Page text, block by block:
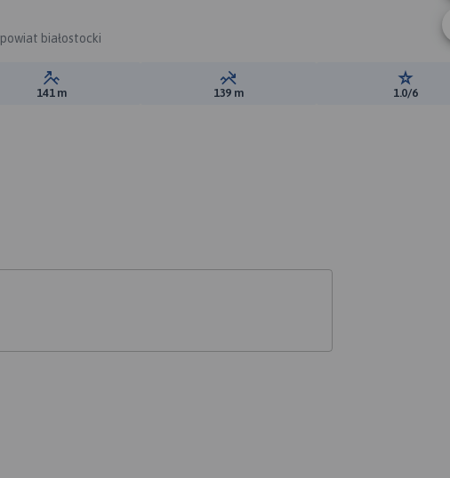
białostocki
Suma przewyższeń:
141 m Suma spadków:
139 m Ocena
1.0/6